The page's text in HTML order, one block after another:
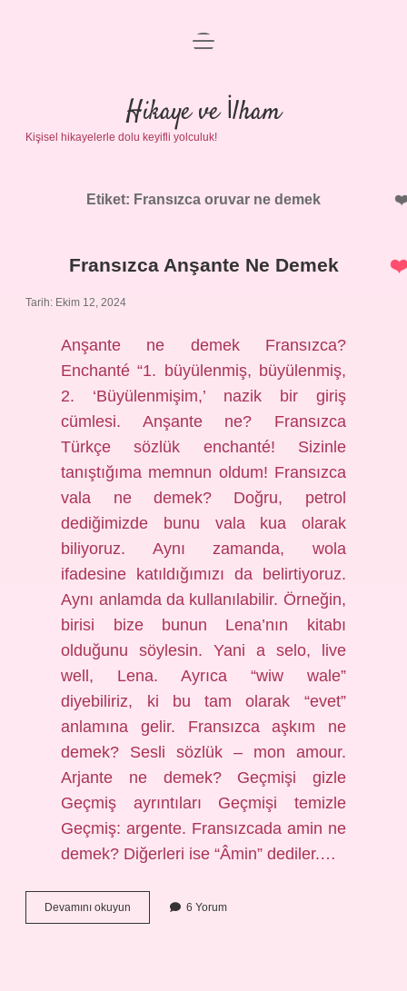
Anasayfa
Gizlilik Politikası
Yasal Uyarı
menüyü
Hikaye ve İlham
Kişisel hikayelerle dolu keyifli yolculuk!
Etiket: Fransızca oruvar ne demek
Fransızca Anşante Ne Demek
Tarih: Ekim 12, 2024
Anşante ne demek Fransızca?
Enchanté “1. büyülenmiş, büyülenmiş,
2. ‘Büyülenmişim,’ nazik bir giriş
cümlesi. Anşante ne? Fransızca
Türkçe sözlük enchanté! Sizinle
tanıştığıma memnun oldum! Fransızca
vala ne demek? Doğru, petrol
dediğimizde bunu vala kua olarak
biliyoruz. Aynı zamanda, wola
ifadesine katıldığımızı da belirtiyoruz.
Aynı anlamda da kullanılabilir. Örneğin,
birisi bize bunun Lena’nın kitabı
olduğunu söylesin. Yani a selo, live
well, Lena. Ayrıca “wiw wale”
diyebiliriz, ki bu tam olarak “evet”
anlamına gelir. Fransızca aşkım ne
demek? Sesli sözlük – mon amour.
Arjante ne demek? Geçmişi gizle
Geçmiş ayrıntıları Geçmişi temizle
Geçmiş: argente. Fransızcada amin ne
demek? Diğerleri ise “Âmin” dediler.…
Devamını okuyun Fransızca
Anşante
6 Yorum